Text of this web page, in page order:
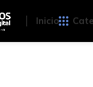
Inicio